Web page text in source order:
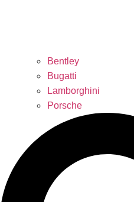
Bentley
Bugatti
Lamborghini
Porsche